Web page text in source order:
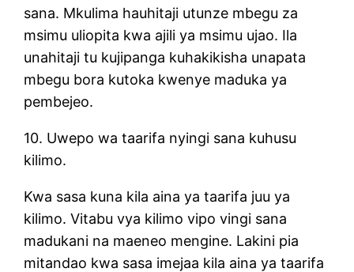
sana. Mkulima hauhitaji utunze mbegu za
msimu uliopita kwa ajili ya msimu ujao. Ila
unahitaji tu kujipanga kuhakikisha unapata
mbegu bora kutoka kwenye maduka ya
pembejeo.
10. Uwepo wa taarifa nyingi sana kuhusu
kilimo.
Kwa sasa kuna kila aina ya taarifa juu ya
kilimo. Vitabu vya kilimo vipo vingi sana
madukani na maeneo mengine. Lakini pia
mitandao kwa sasa imejaa kila aina ya taarifa